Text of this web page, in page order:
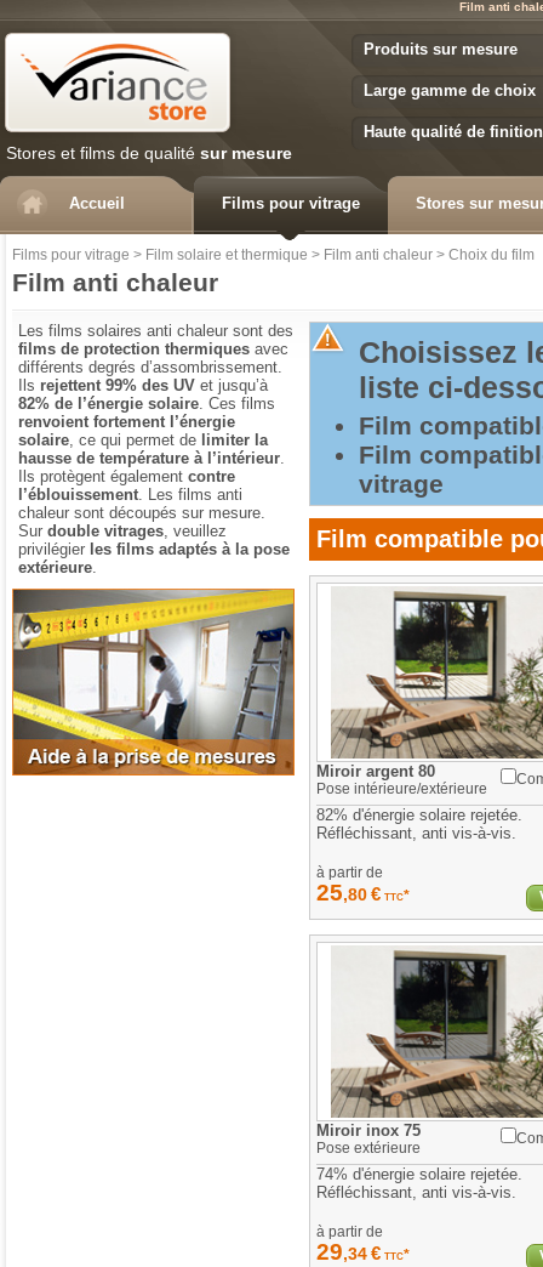
Film anti
Stores et films de qualité sur mesure
Produits sur mesure
Large gamme de choix
Haute qualité de finition
Accueil Films pour vitrage Stores sur
Films pour vitrage > Film solaire et thermique > Film anti chaleur > Choix du film
Film anti chaleur
Les films solaires anti chaleur sont des
films de protection thermiques avec
différents degrés d’assombrissement.
Ils rejettent 99% des UV et jusqu’à
82% de l’énergie solaire. Ces films
renvoient fortement l’énergie
solaire, ce qui permet de limiter la
hausse de température à l’intérieur.
Ils protègent également contre
l’éblouissement. Les films anti
chaleur sont découpés sur mesure.
Sur double vitrages, veuillez
privilégier les films adaptés à la pose
extérieure.
Aide à la prise de mesures
Choisissez
liste ci-
Film
Film
vitrage
Film compatible
Miroir argent 80
Pose intérieure/extérieure
82% d'énergie solaire rejetée.
Réfléchissant, anti vis-à-vis.
à partir de
25,80€ TTC*
Miroir inox 75
Pose extérieure
74% d'énergie solaire rejetée.
Réfléchissant, anti vis-à-vis.
à partir de
29,34€ TTC*